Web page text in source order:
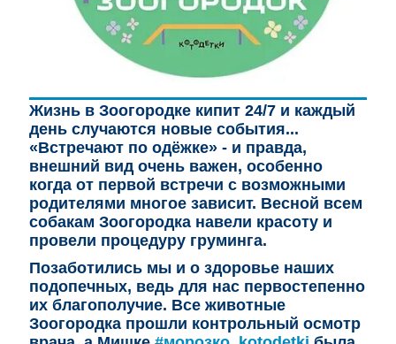
Жизнь в Зоогородке кипит 24/7 и каждый
день случаются новые события...
«Встречают по одёжке» - и правда,
внешний вид очень важен, особенно
когда от первой встречи с возможными
родителями многое зависит. Весной всем
собакам Зоогородка навели красоту и
провели процедуру груминга.
Позаботились мы и о здоровье наших
подопечных, ведь для нас первостепенно
их благополучие. Все животные
Зоогородка прошли контрольный осмотр